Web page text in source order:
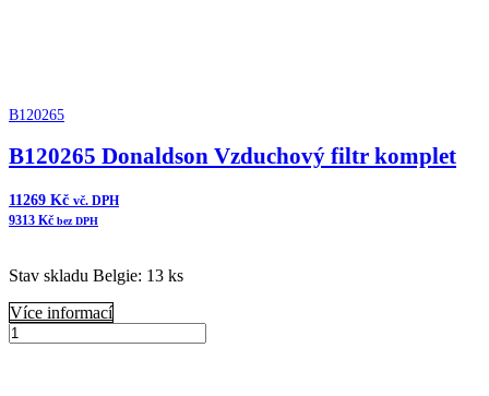
B120265
B120265 Donaldson Vzduchový filtr komplet
11269 Kč vč. DPH
9313 Kč bez DPH
Stav skladu Belgie: 13 ks
Více informací
B120265